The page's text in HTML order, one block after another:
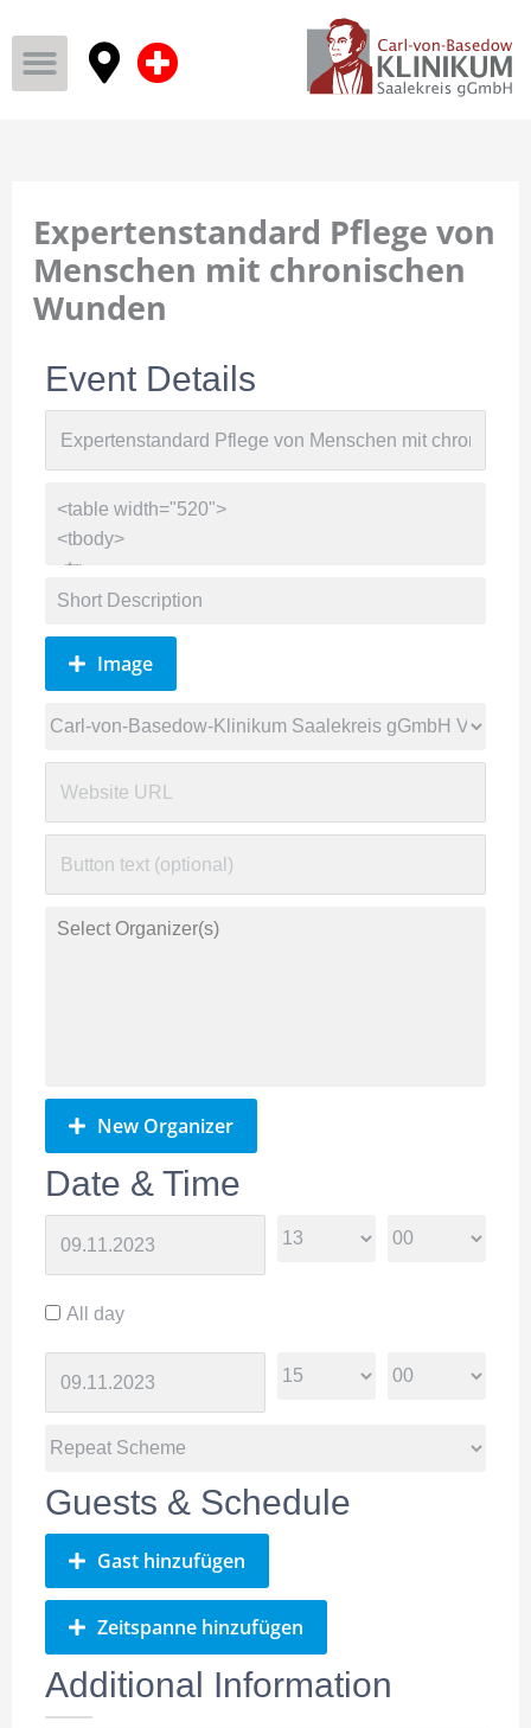
Expertenstandard Pflege von
Menschen mit chronischen
Wunden
Event Details
Image
New Organizer
Date & Time
All day
Guests & Schedule
Gast hinzufügen
Zeitspanne hinzufügen
Additional Information